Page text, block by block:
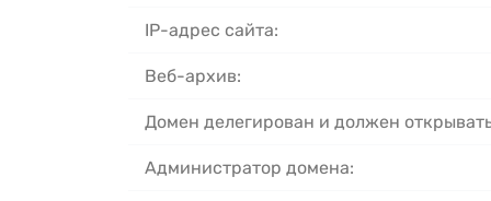
IP-адрес сайта:
Веб-архив:
Домен делегирован и должен
Администратор домена: